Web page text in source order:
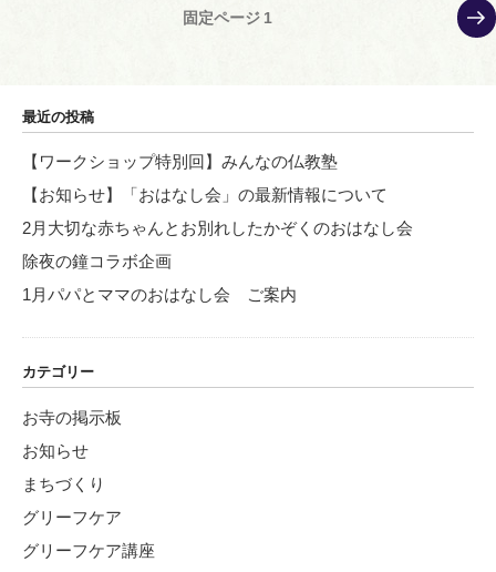
固定ページ1
次
の
最近の投稿
【ワークショップ特別回】みんなの仏教塾
【お知らせ】「おはなし会」の最新情報について
2月大切な赤ちゃんとお別れしたかぞくのおはなし会
除夜の鐘コラボ企画
1月パパとママのおはなし会 ご案内
カテゴリー
お寺の掲示板
お知らせ
まちづくり
グリーフケア
グリーフケア講座